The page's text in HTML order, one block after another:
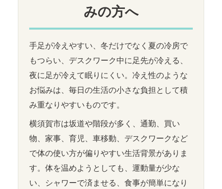
みの方へ
手足が冷えやすい、冬だけでなく夏の冷房で
もつらい、デスクワーク中に足先が冷える、
夜に足が冷えて眠りにくい。冷え性のような
お悩みは、毎日の生活の小さな負担として積
み重なりやすいものです。
横須賀市は坂道や階段が多く、通勤、買い
物、家事、育児、車移動、デスクワークなど
で体の使い方が偏りやすい生活背景がありま
す。体を温めようとしても、運動量が少な
い、シャワーで済ませる、食事が簡単になり